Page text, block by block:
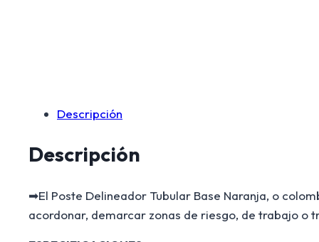
Descripción
Descripción
➡El Poste Delineador Tubular Base Naranja, o
acordonar, demarcar zonas de riesgo, de trabajo o